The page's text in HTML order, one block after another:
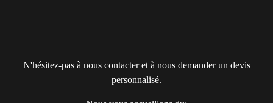
N'hésitez-pas à nous contacter et à nous demander un devis
personnalisé.